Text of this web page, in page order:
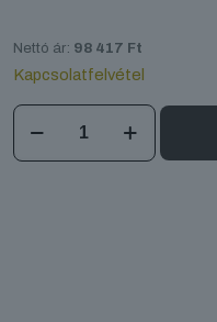
Nettó ár: 98 417 Ft
Kapcsolatfelvétel
FOS